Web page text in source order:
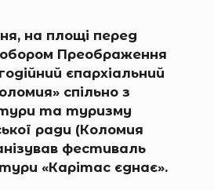
на площі перед
Преображення
єпархіальний
спільно з
та туризму
ради (Коломия
фестиваль
«Карітас єднає».